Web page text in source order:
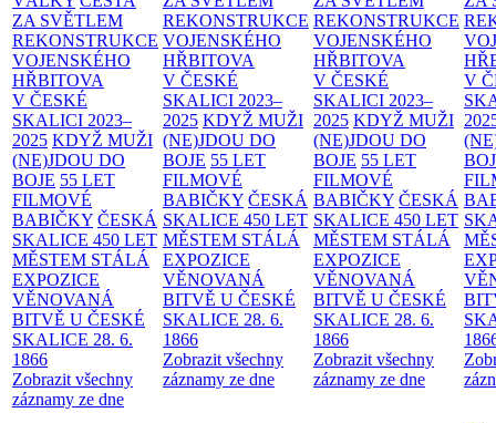
ZA SVĚTLEM
REKONSTRUKCE
VOJENSKÉHO
HŘBITOVA
V ČESKÉ
SKALICI 2023–
2025 KDYŽ MUŽI
(NE)JDOU DO
BOJE 55 LET
FILMOVÉ
BABIČKY ČESKÁ
SKALICE 450 LET
MĚSTEM STÁLÁ
EXPOZICE
VĚNOVANÁ
BITVĚ U ČESKÉ
SKALICE 28. 6.
1866
Zobrazit všechny
záznamy ze dne
REKONSTRUKCE
VOJENSKÉHO
HŘBITOVA
V ČESKÉ
SKALICI 2023–
2025 KDYŽ MUŽI
(NE)JDOU DO
BOJE 55 LET
FILMOVÉ
BABIČKY ČESKÁ
SKALICE 450 LET
MĚSTEM STÁLÁ
EXPOZICE
VĚNOVANÁ
BITVĚ U ČESKÉ
SKALICE 28. 6.
1866
Zobrazit všechny
záznamy ze dne
REKONSTRUKCE
VOJENSKÉHO
HŘBITOVA
V ČESKÉ
SKALICI 2023–
2025 KDYŽ MUŽI
(NE)JDOU DO
BOJE 55 LET
FILMOVÉ
BABIČKY ČESKÁ
SKALICE 450 LET
MĚSTEM STÁLÁ
EXPOZICE
VĚNOVANÁ
BITVĚ U ČESKÉ
SKALICE 28. 6.
1866
Zobrazit všechny
záznamy ze dne
V